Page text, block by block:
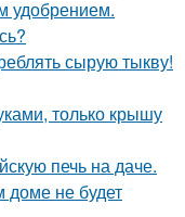
удобрением.
сырую тыкву!
только крышу
печь на даче.
не будет